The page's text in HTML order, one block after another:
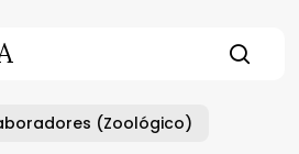
(Zoológico)